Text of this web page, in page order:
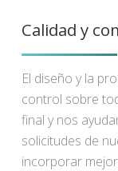
Calidad y
El diseño y la
control sobre
final y nos
solicitudes de
incorporar